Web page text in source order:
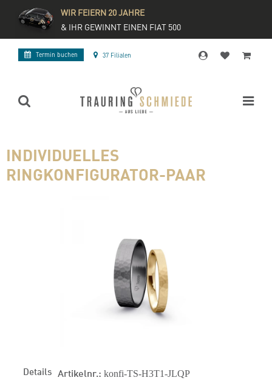
WIR FEIERN 20 JAHRE
& IHR GEWINNT EINEN FIAT 500
Termin buchen 37 Filialen
INDIVIDUELLES
RINGKONFIGURATOR-PAAR
Details Artikelnr.: konfi-TS-H3T1-JLQP